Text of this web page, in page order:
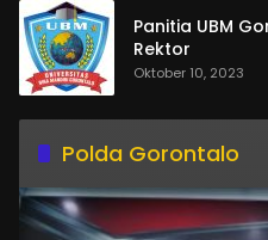
Panitia UBM
Rektor
Oktober 10, 2023
Polda Gorontalo